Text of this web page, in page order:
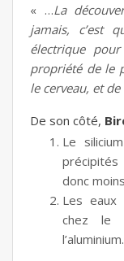
« …La
jamais, c’est
électrique
propriété de le
le cerveau, et de
De son côté,
Le
donc
Les eaux
chez le
l’aluminium.